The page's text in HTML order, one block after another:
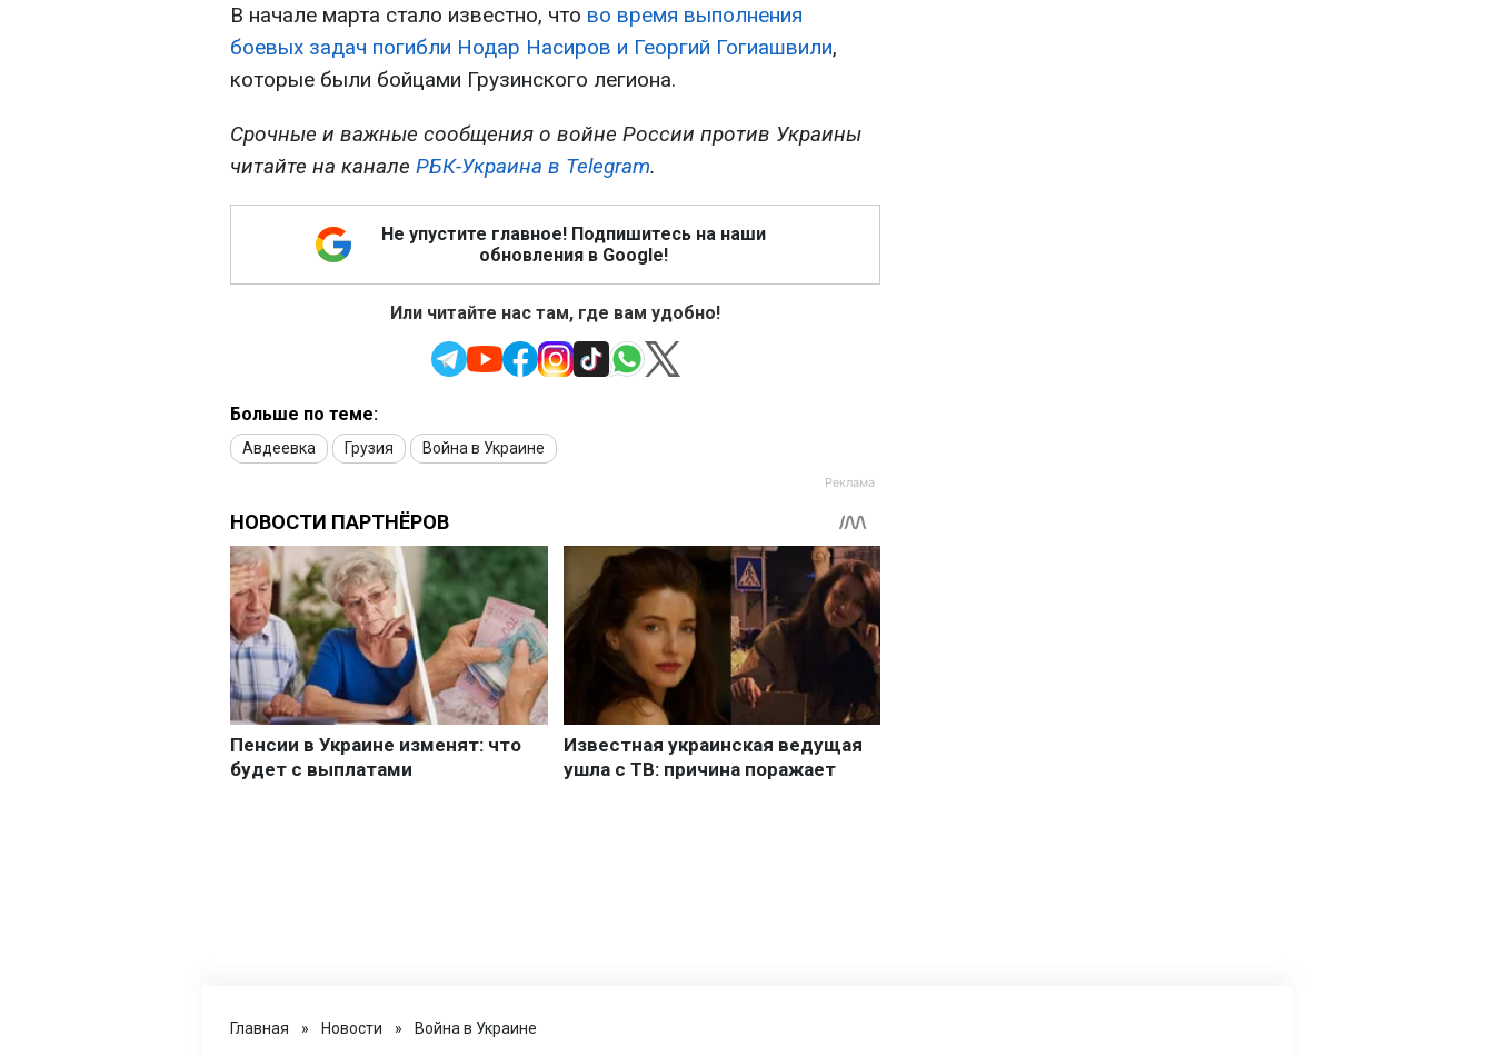
В начале марта стало известно, что во время выполнения
боевых задач погибли Нодар Насиров и Георгий Гогиашвили,
которые были бойцами Грузинского легиона.
Срочные и важные сообщения о войне России против Украины
читайте на канале РБК-Украина в Telegram.
Не упустите главное! Подпишитесь на наши
обновления в Google!
Или читайте нас там, где вам удобно!
Больше по теме:
Авдеевка Грузия Война в Украине
Главная » Новости » Война в Украине